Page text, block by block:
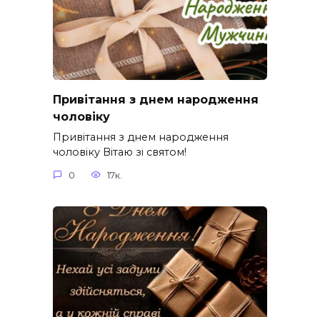
Привітання з днем народження
чоловіку
Привітання з днем народження
чоловіку Вітаю зі святом!
0 17к.